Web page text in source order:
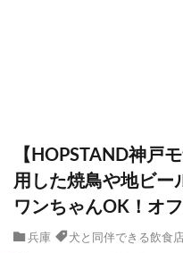
【HOPSTAND神戸
用した焼鳥や地ビー
ワンちゃんOK！オ
兵庫 犬と同伴できる飲食